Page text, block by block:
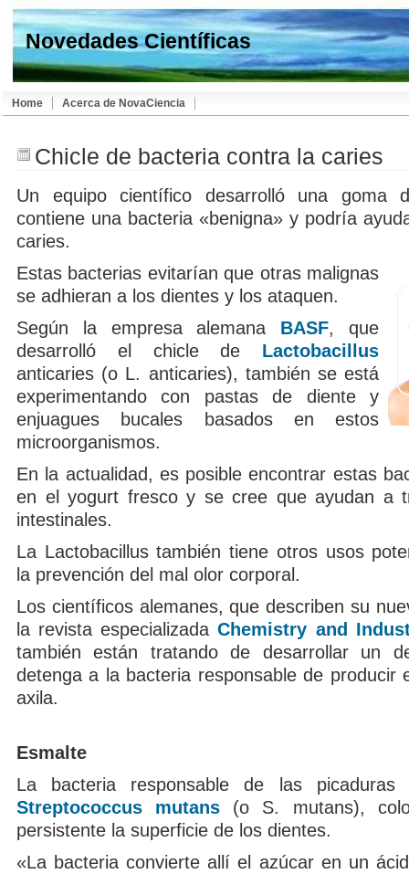
Novedades Científicas
Home Acerca de NovaCiencia
Chicle de bacteria contra la caries
Un equipo científico desarrolló una goma
contiene una bacteria «benigna» y podría
caries.
Estas bacterias evitarían que otras malignas
se adhieran a los dientes y los ataquen.
Según la empresa alemana BASF, que
desarrolló el chicle de Lactobacillus
anticaries (o L. anticaries), también se está
experimentando con pastas de diente y
enjuagues bucales basados en estos
microorganismos.
En la actualidad, es posible encontrar estas
en el yogurt fresco y se cree que ayudan a
intestinales.
La Lactobacillus también tiene otros usos
la prevención del mal olor corporal.
Los científicos alemanes, que describen su
la revista especializadaChemistry and
también están tratando de desarrollar un
detenga a la bacteria responsable de producir
axila.
Esmalte
La bacteria responsable de las
Streptococcus mutans (o S. mutans),
persistente la superficie de los dientes.
«La bacteria convierte allí el azúcar en un